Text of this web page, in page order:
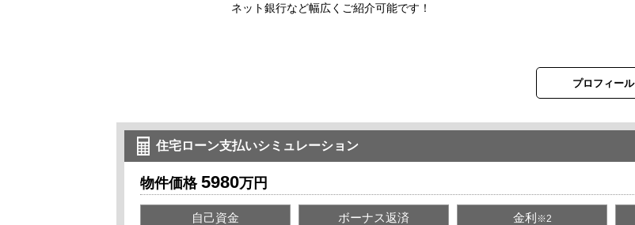
ネット銀行など幅広くご紹介可能です！
プロフィール
住宅ローン支払いシミュレーション
物件価格 5980万円
自己資金
ボーナス返済
金利 ※2